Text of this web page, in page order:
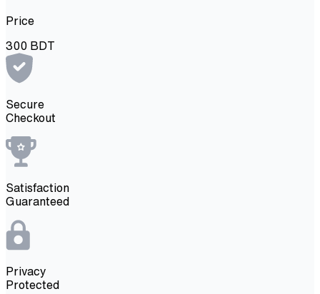
Price
300 BDT
Secure
Checkout
Satisfaction
Guaranteed
Privacy
Protected